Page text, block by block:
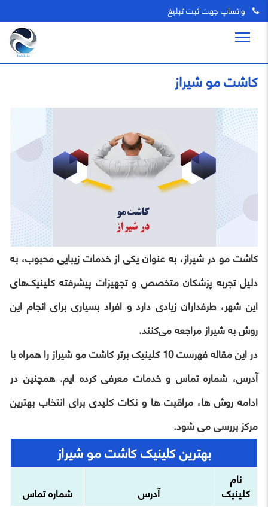
واتساپ جهت ثبت تبلیغ
کاشت مو شیراز
کاشت مو در شیراز، به عنوان یکی از خدمات زیبایی محبوب، به
دلیل تجربه پزشکان متخصص و تجهیزات پیشرفته کلینیک‌های
این شهر، طرفداران زیادی دارد و افراد بسیاری برای انجام این
روش به شیراز مراجعه می‌کنند.
در این مقاله فهرست 10 کلینیک برتر کاشت مو شیراز را همراه با
آدرس، شماره تماس و خدمات معرفی کرده ایم. همچنین در
ادامه روش ها، مراقبت ها و نکات کلیدی برای انتخاب بهترین
مرکز بررسی می شود.
بهترین کلینیک‌ کاشت مو شیراز
نام
کلینیک آدرس
شماره تماس